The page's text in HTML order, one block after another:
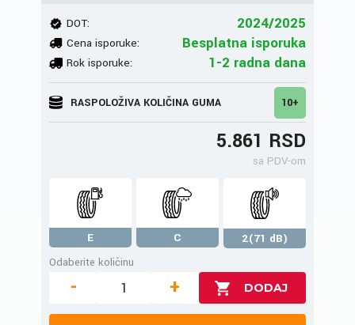
DOT: 2024/2025
Cena isporuke: Besplatna isporuka
Rok isporuke: 1-2 radna dana
RASPOLOŽIVA KOLIČINA GUMA 10+
5.861 RSD
sa PDV-om
E C
2(71 dB)
Odaberite količinu
- +